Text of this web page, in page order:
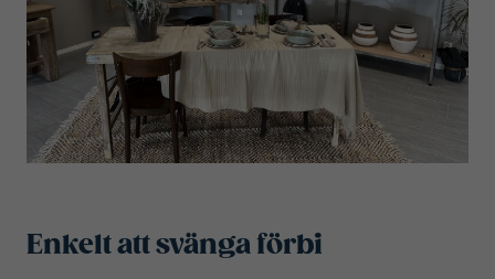
Enkelt att svänga förbi